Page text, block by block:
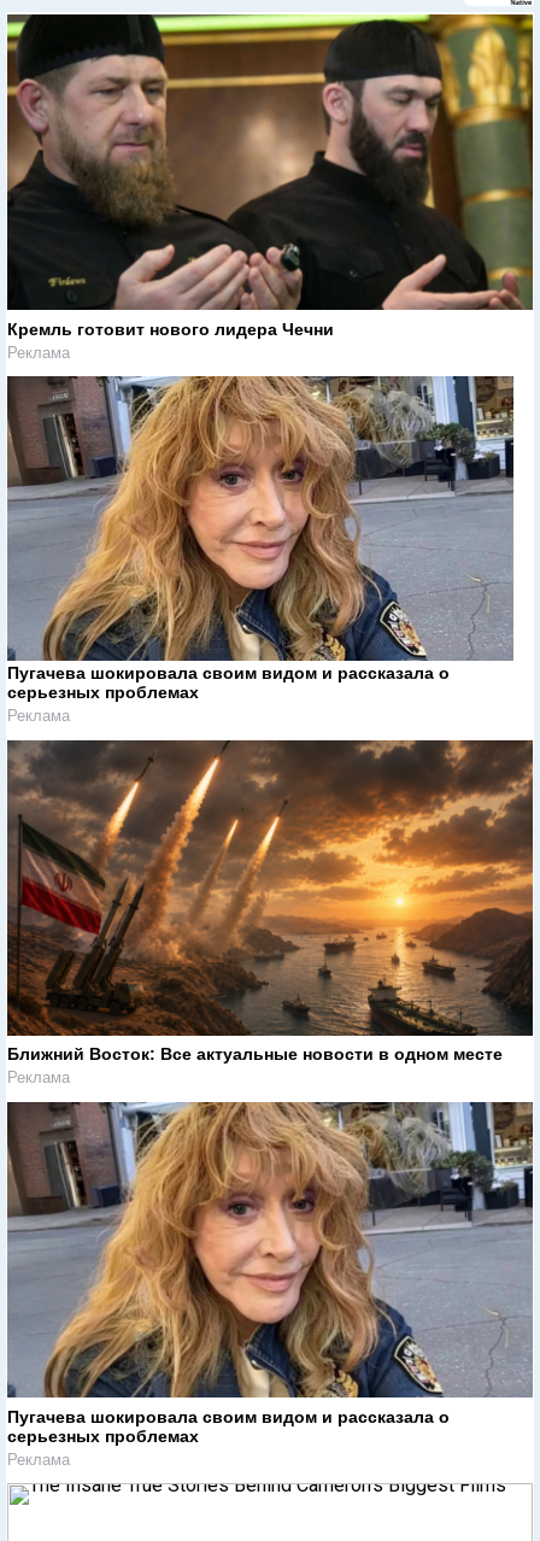
Кремль готовит нового лидера Чечни
Реклама
Пугачева шокировала своим видом и рассказала о
серьезных проблемах
Реклама
Ближний Восток: Все актуальные новости в одном месте
Реклама
Пугачева шокировала своим видом и рассказала о
серьезных проблемах
Реклама